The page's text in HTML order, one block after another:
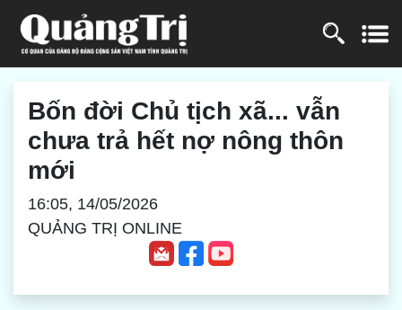
Bốn đời Chủ tịch xã... vẫn
chưa trả hết nợ nông thôn
mới
16:05, 14/05/2026
QUẢNG TRỊ ONLINE